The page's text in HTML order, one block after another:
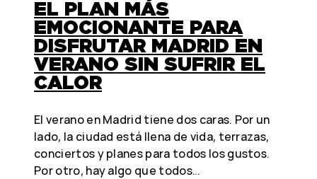
EL PLAN MÁS
EMOCIONANTE PARA
DISFRUTAR MADRID EN
VERANO SIN SUFRIR EL
CALOR
El verano en Madrid tiene dos caras. Por un
lado, la ciudad está llena de vida, terrazas,
conciertos y planes para todos los gustos.
Por otro, hay algo que todos…